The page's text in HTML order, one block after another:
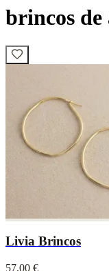
brincos de
Livia Brincos
57,00 €